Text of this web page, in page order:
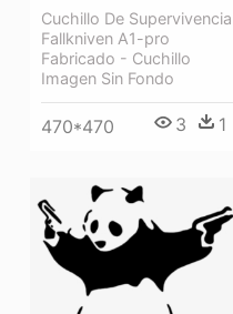
Cuchillo De Supervivencia
Fallkniven A1-pro
Fabricado - Cuchillo
Imagen Sin Fondo
470*470 3 1